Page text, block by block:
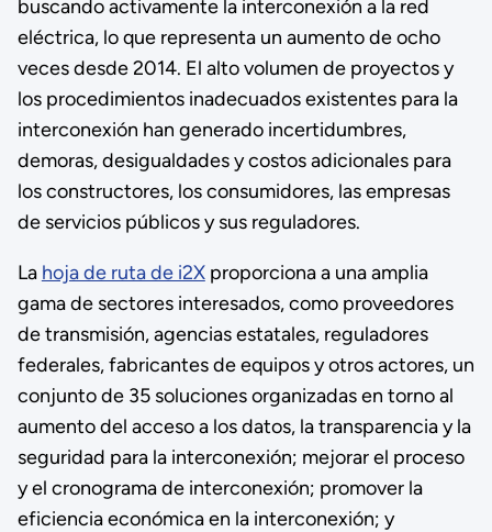
buscando activamente la interconexión a la red
eléctrica, lo que representa un aumento de ocho
veces desde 2014. El alto volumen de proyectos y
los procedimientos inadecuados existentes para la
interconexión han generado incertidumbres,
demoras, desigualdades y costos adicionales para
los constructores, los consumidores, las empresas
de servicios públicos y sus reguladores.
La hoja de ruta de i2Xproporciona a una amplia
gama de sectores interesados, como proveedores
de transmisión, agencias estatales, reguladores
federales, fabricantes de equipos y otros actores, un
conjunto de 35 soluciones organizadas en torno al
aumento del acceso a los datos, la transparencia y la
seguridad para la interconexión; mejorar el proceso
y el cronograma de interconexión; promover la
eficiencia económica en la interconexión; y